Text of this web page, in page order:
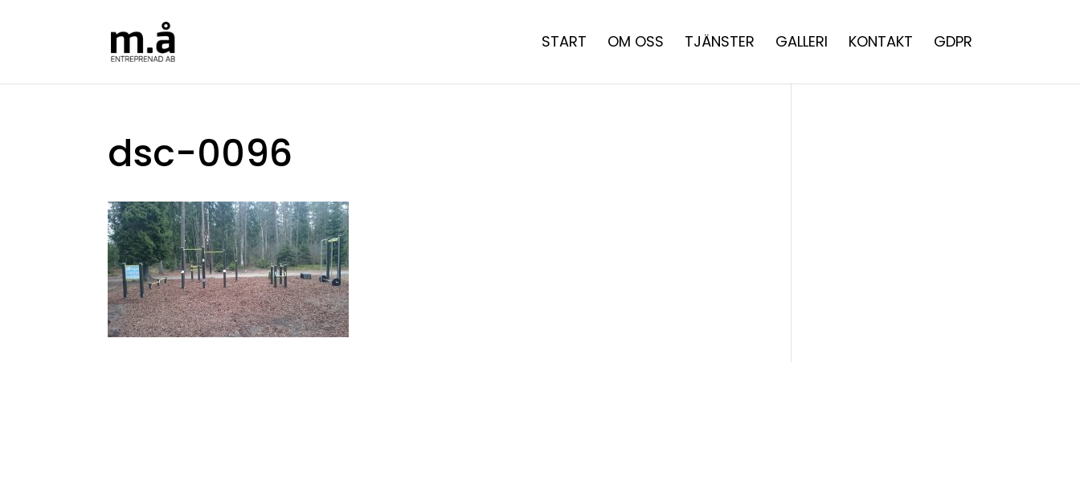
START OM OSS TJÄNSTER GALLERI KONTAKT GDPR
dsc-0096